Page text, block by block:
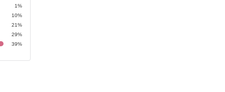
1%
10%
21%
29%
39%